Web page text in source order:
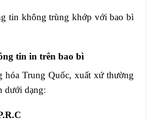
tin không trùng khớp với bao bì
tin in trên bao bì
Trung Quốc, xuất xứ thường
dưới dạng: